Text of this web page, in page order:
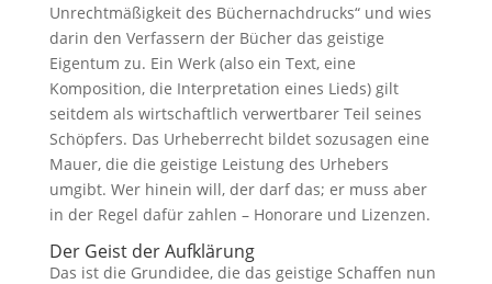
Unrechtmäßigkeit des Büchernachdrucks“ und wies
darin den Verfassern der Bücher das geistige
Eigentum zu. Ein Werk (also ein Text, eine
Komposition, die Interpretation eines Lieds) gilt
seitdem als wirtschaftlich verwertbarer Teil seines
Schöpfers. Das Urheberrecht bildet sozusagen eine
Mauer, die die geistige Leistung des Urhebers
umgibt. Wer hinein will, der darf das; er muss aber
in der Regel dafür zahlen – Honorare und Lizenzen.
Der Geist der Aufklärung
Das ist die Grundidee, die das geistige Schaffen nun